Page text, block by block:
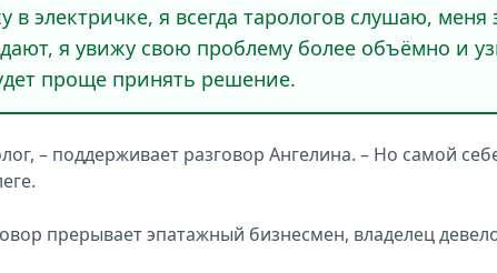
в электричке, я всегда тарологов слушаю,
я увижу свою проблему более объёмно и
проще принять решение.
– поддерживает разговор Ангелина. – Но самой
прерывает эпатажный бизнесмен, владелец